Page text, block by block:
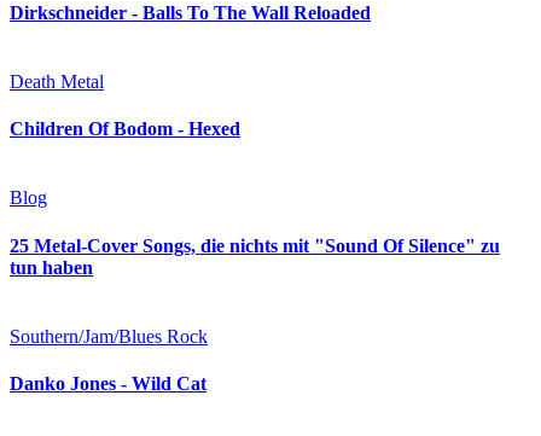
Dirkschneider - Balls To The Wall Reloaded
Death Metal
Children Of Bodom - Hexed
Blog
25 Metal-Cover Songs, die nichts mit "Sound Of Silence" zu
tun haben
Southern/Jam/Blues Rock
Danko Jones - Wild Cat